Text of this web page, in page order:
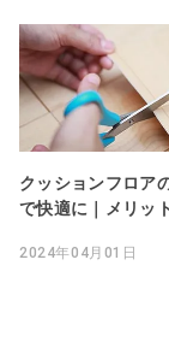
クッションフロア
で快適に｜メリッ
2024年04月01日